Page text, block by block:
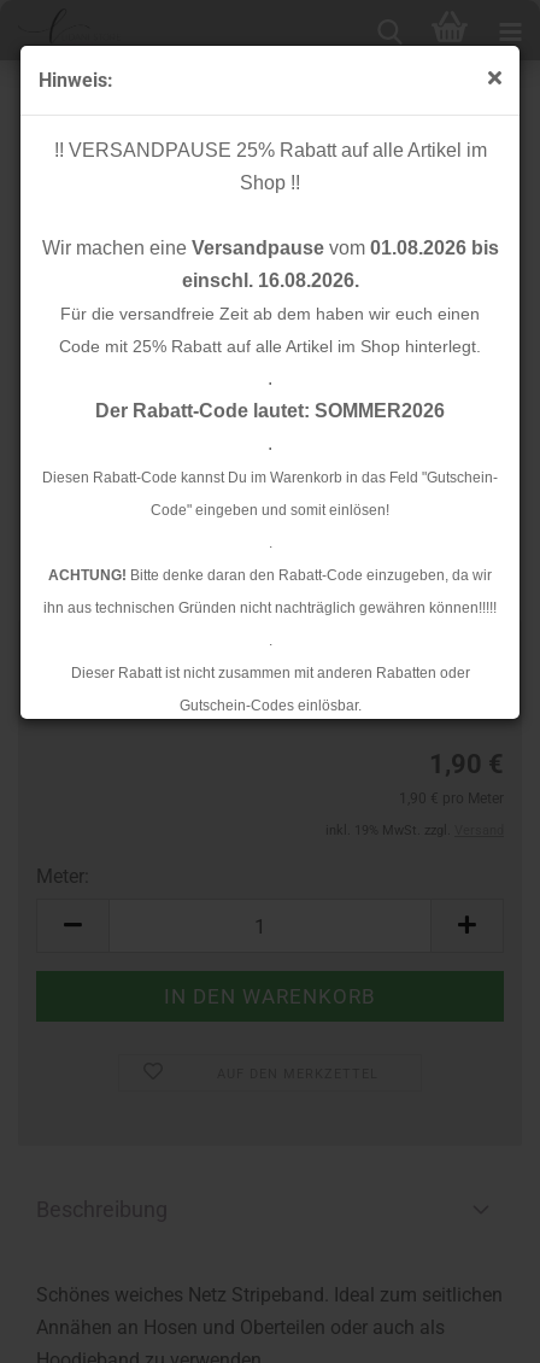
Hinweis:
!! VERSANDPAUSE 25% Rabatt auf alle Artikel im
Shop !!
Wir machen eine Versandpausevom 01.08.2026 bis
einschl. 16.08.2026.
Für die versandfreie Zeit ab dem haben wir euch einen
Code mit 25% Rabatt auf alle Artikel im Shop hinterlegt.
.
Der Rabatt-Code lautet: SOMMER2026
.
Diesen Rabatt-Code kannst Du im Warenkorb in das Feld "Gutschein-
Code" eingeben und somit einlösen!
.
ACHTUNG! Bitte denke daran den Rabatt-Code einzugeben, da wir
ihn aus technischen Gründen nicht nachträglich gewähren können!!!!!
.
Dieser Rabatt ist nicht zusammen mit anderen Rabatten oder
Gutschein-Codes einlösbar.
Ab dem 17.08.2026 versenden wir wieder wie gewohnt. Aufgrund des
Stripes - Netz - unelastisch - 2 cm - rosa
1,90 €
Meter:
Schönes weiches Netz Stripeband. Ideal zum seitlichen
Annähen an Hosen und Oberteilen oder auch als